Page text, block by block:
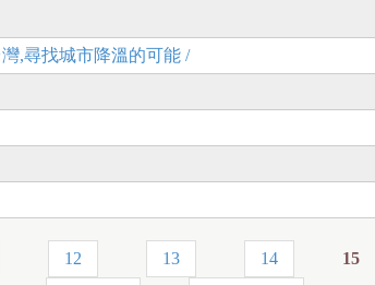
,尋找城市降溫的可能 /
12 13 14 15